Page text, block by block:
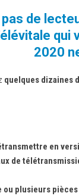
pas de
qui
2020
quelques dizaines
en
de
ou plusieurs